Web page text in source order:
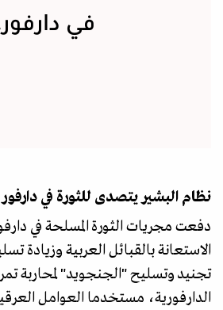
في
نظام البشير يتصدى للثورة في دارفور
دفعت مجريات الثورة المسلحة في
الاستعانة بالقبائل العربية وزيادة
تجنيد وتسليح "الجنجويد" لمحاربة
الدارفورية، مستخدما العوامل